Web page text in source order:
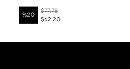
%20
$62.20
$77.78